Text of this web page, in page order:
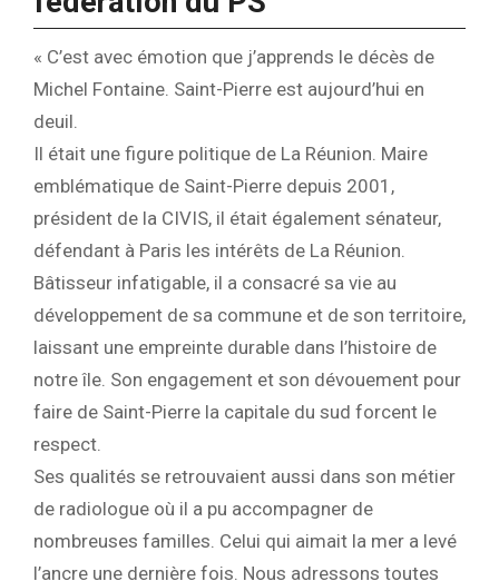
« C’est avec émotion que j’apprends le décès de
Michel Fontaine. Saint-Pierre est aujourd’hui en
deuil.
Il était une figure politique de La Réunion. Maire
emblématique de Saint-Pierre depuis 2001,
président de la CIVIS, il était également sénateur,
défendant à Paris les intérêts de La Réunion.
Bâtisseur infatigable, il a consacré sa vie au
développement de sa commune et de son territoire,
laissant une empreinte durable dans l’histoire de
notre île. Son engagement et son dévouement pour
faire de Saint-Pierre la capitale du sud forcent le
respect.
Ses qualités se retrouvaient aussi dans son métier
de radiologue où il a pu accompagner de
nombreuses familles. Celui qui aimait la mer a levé
l’ancre une dernière fois. Nous adressons toutes